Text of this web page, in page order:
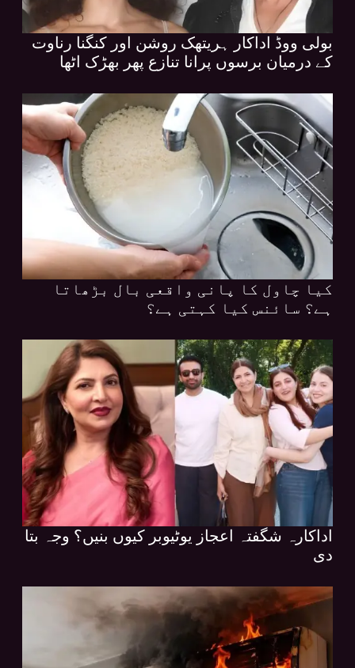
بولی ووڈ اداکار ہریتھک روشن اور کنگنا رناوت
کے درمیان برسوں پرانا تنازع پھر بھڑک اٹھا
کیا چاول کا پانی واقعی بال بڑھاتا
ہے؟ سائنس کیا کہتی ہے؟
اداکارہ شگفتہ اعجاز یوٹیوبر کیوں بنیں؟ وجہ بتا
دی